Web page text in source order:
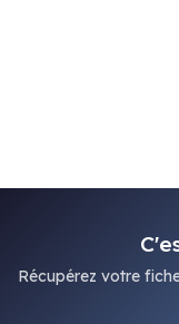
Récupérez votre